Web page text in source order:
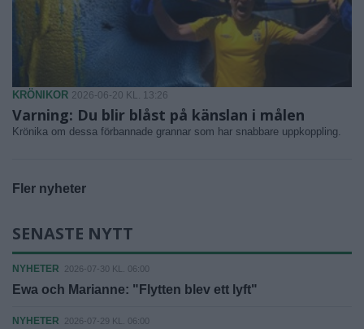
KRÖNIKOR 2026-06-20 KL. 13:26
Varning: Du blir blåst på känslan i målen
Krönika om dessa förbannade grannar som har snabbare uppkoppling.
Fler nyheter
SENASTE NYTT
NYHETER 2026-07-30 KL. 06:00
Ewa och Marianne: "Flytten blev ett lyft"
NYHETER 2026-07-29 KL. 06:00